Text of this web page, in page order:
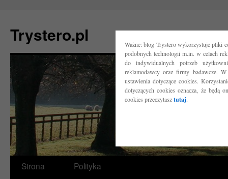
Ważne: blog Trystero wykorzystuje pliki
podobnych technologii m.in. w celach
do indywidualnych potrzeb
reklamodawcy oraz firmy badawcze.
ustawienia dotyczące cookies.
dotyczących cookies oznacza, że będą
cookies przeczytasztutaj.
Trystero.pl
Przejdź
Strona
Polityka